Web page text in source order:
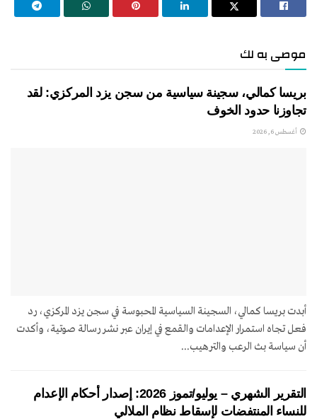
موصى به لك
بريسا كمالي، سجينة سياسية من سجن يزد المركزي: لقد
تجاوزنا حدود الخوف
أغسطس 6, 2026
أبدت بريسا كمالي، السجينة السياسية المحبوسة في سجن يزد المركزي، رد
فعل تجاه استمرار الإعدامات والقمع في إيران عبر نشر رسالة صوتية، وأكدت
أن سياسة بث الرعب والترهيب...
التقرير الشهري – يوليو/تموز 2026: إصدار أحكام الإعدام
للنساء المنتفضات لإسقاط نظام الملالي